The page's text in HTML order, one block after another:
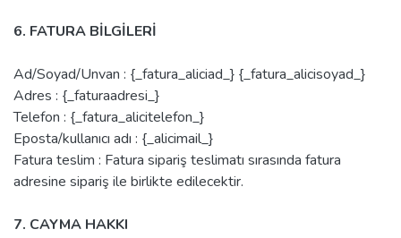
6. FATURA BİLGİLERİ
Ad/Soyad/Unvan : {_fatura_aliciad_} {_fatura_alicisoyad_}
Adres : {_faturaadresi_}
Telefon : {_fatura_alicitelefon_}
Eposta/kullanıcı adı : {_alicimail_}
Fatura teslim : Fatura sipariş teslimatı sırasında fatura
adresine sipariş ile birlikte edilecektir.
7. CAYMA HAKKI